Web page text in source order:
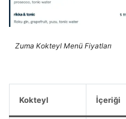
Zuma Kokteyl Menü Fiyatları
Kokteyl İçeriği